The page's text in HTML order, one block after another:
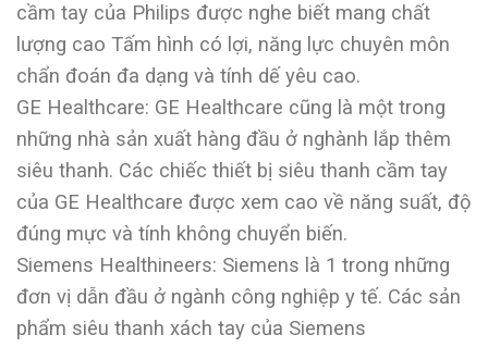
cầm tay của Philips được nghe biết mang chất
lượng cao Tấm hình có lợi, năng lực chuyên môn
chẩn đoán đa dạng và tính dế yêu cao.
GE Healthcare: GE Healthcare cũng là một trong
những nhà sản xuất hàng đầu ở nghành lắp thêm
siêu thanh. Các chiếc thiết bị siêu thanh cầm tay
của GE Healthcare được xem cao về năng suất, độ
đúng mực và tính không chuyển biến.
Siemens Healthineers: Siemens là 1 trong những
đơn vị dẫn đầu ở ngành công nghiệp y tế. Các sản
phẩm siêu thanh xách tay của Siemens